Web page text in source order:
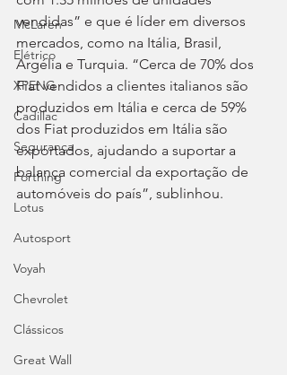
McLaren
Elétrico
XPENG
Cadillac
Segurança
Forthing
Lotus
Autosport
Voyah
Chevrolet
Clássicos
Great Wall
vendidas” e que é líder em diversos
mercados, como na Itália, Brasil,
Argélia e Turquia. “Cerca de 70% dos
Fiat vendidos a clientes italianos são
produzidos em Itália e cerca de 59%
dos Fiat produzidos em Itália são
exportados, ajudando a suportar a
balança comercial da exportação de
automóveis do país”, sublinhou.